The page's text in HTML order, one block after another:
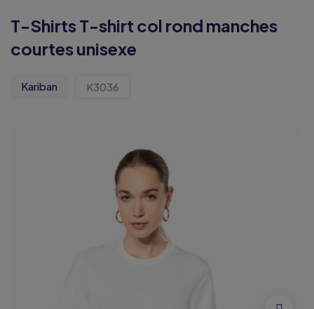
T-Shirts T-shirt col rond manches
courtes unisexe
Kariban K3036